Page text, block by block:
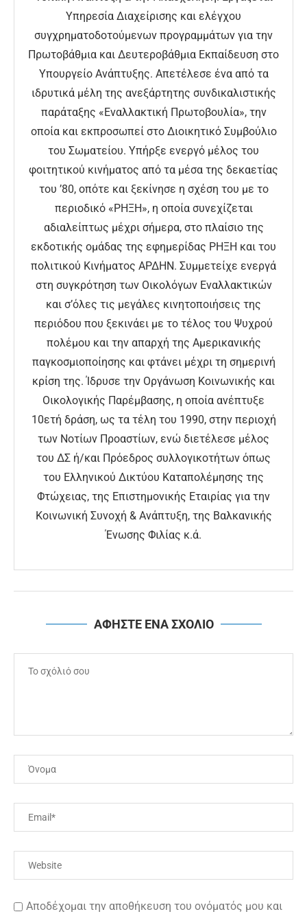
Υπηρεσία Διαχείρισης και ελέγχου
συγχρηματοδοτούμενων προγραμμάτων για την
Πρωτοβάθμια και Δευτεροβάθμια Εκπαίδευση στο
Υπουργείο Ανάπτυξης. Απετέλεσε ένα από τα
ιδρυτικά μέλη της ανεξάρτητης συνδικαλιστικής
παράταξης «Εναλλακτική Πρωτοβουλία», την
οποία και εκπροσωπεί στο Διοικητικό Συμβούλιο
του Σωματείου. Υπήρξε ενεργό μέλος του
φοιτητικού κινήματος από τα μέσα της δεκαετίας
του ’80, οπότε και ξεκίνησε η σχέση του με το
περιοδικό «ΡΗΞΗ», η οποία συνεχίζεται
αδιαλείπτως μέχρι σήμερα, στο πλαίσιο της
εκδοτικής ομάδας της εφημερίδας ΡΗΞΗ και του
πολιτικού Κινήματος ΑΡΔΗΝ. Συμμετείχε ενεργά
στη συγκρότηση των Οικολόγων Εναλλακτικών
και σ’όλες τις μεγάλες κινητοποιήσεις της
περιόδου που ξεκινάει με το τέλος του Ψυχρού
πολέμου και την απαρχή της Αμερικανικής
παγκοσμιοποίησης και φτάνει μέχρι τη σημερινή
κρίση της. Ίδρυσε την Οργάνωση Κοινωνικής και
Οικολογικής Παρέμβασης, η οποία ανέπτυξε
10ετή δράση, ως τα τέλη του 1990, στην περιοχή
των Νοτίων Προαστίων, ενώ διετέλεσε μέλος
του ΔΣ ή/και Πρόεδρος συλλογικοτήτων όπως
του Ελληνικού Δικτύου Καταπολέμησης της
Φτώχειας, της Επιστημονικής Εταιρίας για την
Κοινωνική Συνοχή & Ανάπτυξη, της Βαλκανικής
Ένωσης Φιλίας κ.ά.
ΑΦΗΣΤΕ ΕΝΑ ΣΧΟΛΙΟ
Αποδέχομαι την αποθήκευση του ονόματός μου και